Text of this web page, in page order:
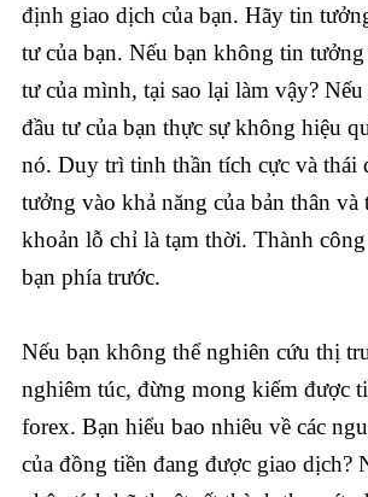
định giao dịch của bạn. Hãy tin
tư của bạn. Nếu bạn không tin
tư của mình, tại sao lại làm vậy?
đầu tư của bạn thực sự không hiệu
nó. Duy trì tinh thần tích cực và thái
tưởng vào khả năng của bản thân và
khoản lỗ chỉ là tạm thời. Thành
bạn phía trước.
Nếu bạn không thể nghiên cứu thị
nghiêm túc, đừng mong kiếm được
forex. Bạn hiểu bao nhiêu về các
của đồng tiền đang được giao dịch?